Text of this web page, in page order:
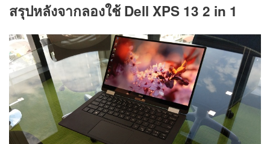
สรุปหลังจากลองใช้ Dell XPS 13 2 in 1